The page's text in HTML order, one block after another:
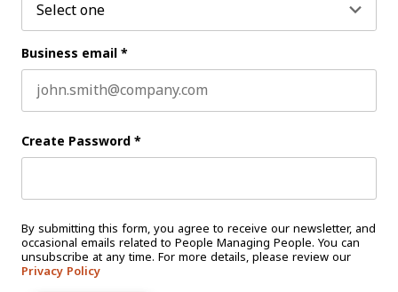
Business email *
Create Password *
By submitting this form, you agree to receive our newsletter, and
occasional emails related to People Managing People. You can
unsubscribe at any time. For more details, please review our
Privacy Policy